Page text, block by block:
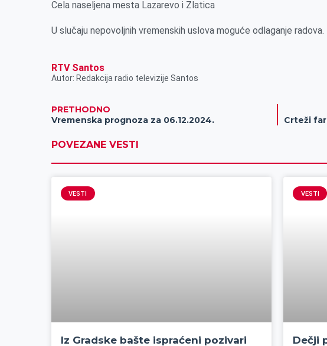
k
e
r
n
p
Cela naseljena mesta Lazarevo i Zlatica
U slučaju nepovoljnih vremenskih uslova moguće odlaganje radova.
RTV Santos
Autor: Redakcija radio televizije Santos
PRETHODNO
Vremenska prognoza za 06.12.2024.
POVEZANE VESTI
VESTI
Iz Gradske bašte ispraćeni pozivari
VESTI
Dečji